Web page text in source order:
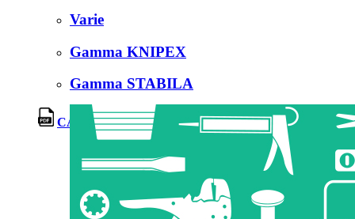
Varie
Gamma KNIPEX
Gamma STABILA
CATALOGO PAVAN SERVICE